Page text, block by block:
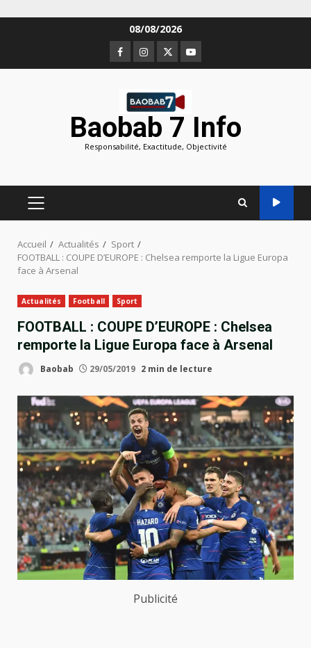
08/08/2026
Facebook
Instagram
TwitterYoutube
Baobab 7 Info
Responsabilité, Exactitude, Objectivité
MENU
PRINCIPAL
Accueil Actualités
Sport
FOOTBALL : COUPE D’EUROPE : Chelsea remporte la Ligue Europa
face à Arsenal
Actualités Football Sport
FOOTBALL : COUPE D’EUROPE : Chelsea
remporte la Ligue Europa face à Arsenal
Baobab 29/05/2019 2 min de lecture
Publicité